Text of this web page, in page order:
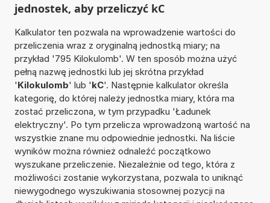
jednostek, aby przeliczyć kC
Kalkulator ten pozwala na wprowadzenie wartości do
przeliczenia wraz z oryginalną jednostką miary; na
przykład '795 Kilokulomb'. W ten sposób można użyć
pełną nazwę jednostki lub jej skrótna przykład
'Kilokulomb' lub 'kC'. Następnie kalkulator określa
kategorię, do której należy jednostka miary, która ma
zostać przeliczona, w tym przypadku 'Ładunek
elektryczny'. Po tym przelicza wprowadzoną wartość na
wszystkie znane mu odpowiednie jednostki. Na liście
wyników można również odnaleźć początkowo
wyszukane przeliczenie. Niezależnie od tego, która z
możliwości zostanie wykorzystana, pozwala to uniknąć
niewygodnego wyszukiwania stosownej pozycji na